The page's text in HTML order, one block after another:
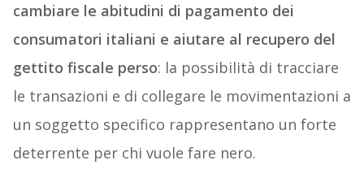
cambiare le abitudini di pagamento dei
consumatori italiani e aiutare al recupero del
gettito fiscale perso: la possibilità di tracciare
le transazioni e di collegare le movimentazioni a
un soggetto specifico rappresentano un forte
deterrente per chi vuole fare nero.